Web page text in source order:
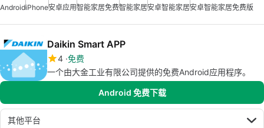
AndroidiPhone安卓应用智能家居免费智能家居安卓智能家居安卓智能家居免费版
Daikin Smart APP
4 免费
一个由大金工业有限公司提供的免费Android应用程序。
Android 免费下载
其他平台